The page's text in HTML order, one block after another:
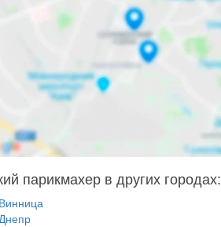
парикмахер в других городах: